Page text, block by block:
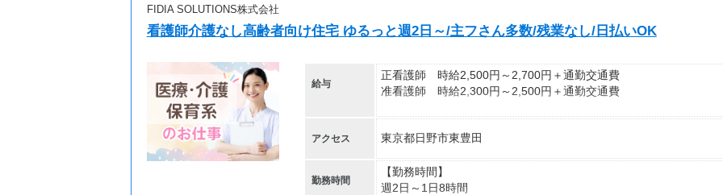
FIDIA SOLUTIONS株式会社
看護師介護なし高齢者向け住宅 ゆるっと週2日～/主フさん多数/残業なし/日払いOK
給与
正看護師 時給2,500円～2,700円＋通勤交通費
准看護師 時給2,300円～2,500円＋通勤交通費
※急な出費も安心！日払いOK
【給与例】
月収例：時給2700円、1日8h、22日勤務=47万5,200円
アクセス 東京都日野市東豊田
勤務時間
【勤務時間】
週2日～1日8時間